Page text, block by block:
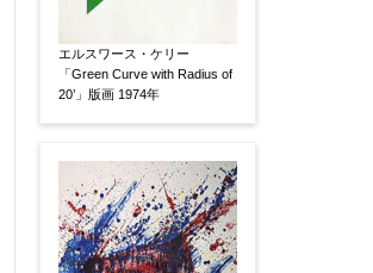
エルスワース・ケリー
「Green Curve with Radius of
20’」版画 1974年